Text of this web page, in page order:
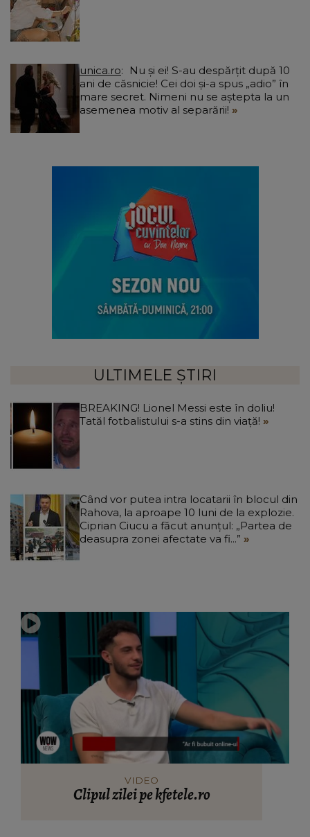
unica.ro
ani de căsnicie! Cei doi și-a spus „adio” în
mare secret. Nimeni nu se aștepta la un
asemenea motiv al separării!
ULTIMELE ȘTIRI
BREAKING! Lionel Messi este în doliu!
Tatăl fotbalistului s-a stins din viață!
Când vor putea intra locatarii în blocul din
Rahova, la aproape 10 luni de la explozie.
Ciprian Ciucu a făcut anunțul: „Partea de
deasupra zonei afectate va fi...”
VIDEO
Clipul zilei pe kfetele.ro